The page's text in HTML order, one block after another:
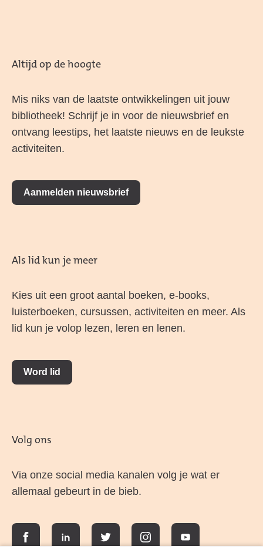
Altijd op de hoogte
Mis niks van de laatste ontwikkelingen uit jouw
bibliotheek! Schrijf je in voor de nieuwsbrief en
ontvang leestips, het laatste nieuws en de leukste
activiteiten.
Aanmelden nieuwsbrief
Als lid kun je meer
Kies uit een groot aantal boeken, e-books,
luisterboeken, cursussen, activiteiten en meer. Als
lid kun je volop lezen, leren en lenen.
Word lid
Volg ons
Via onze social media kanalen volg je wat er
allemaal gebeurt in de bieb.
FacebookLinkedIn Twitter InstagramYouTube